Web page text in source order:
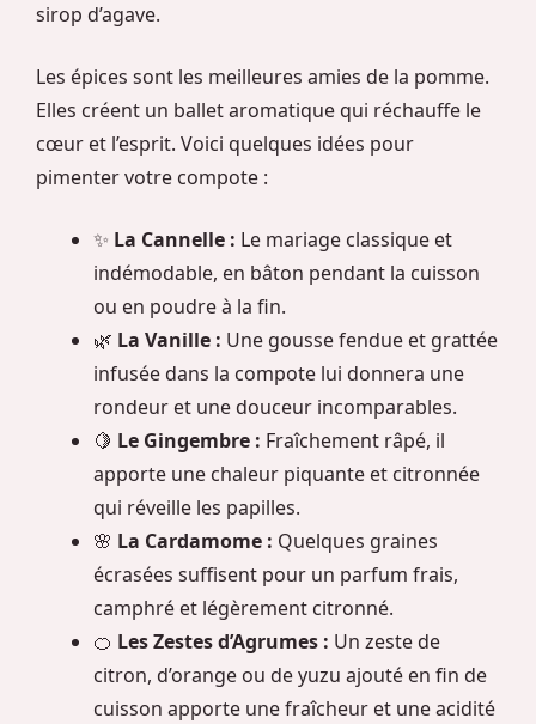
sirop d’agave.
Les épices sont les meilleures amies de la pomme.
Elles créent un ballet aromatique qui réchauffe le
cœur et l’esprit. Voici quelques idées pour
pimenter votre compote :
✨ La Cannelle : Le mariage classique et
indémodable, en bâton pendant la cuisson
ou en poudre à la fin.
🌿 La Vanille : Une gousse fendue et grattée
infusée dans la compote lui donnera une
rondeur et une douceur incomparables.
🍋 Le Gingembre : Fraîchement râpé, il
apporte une chaleur piquante et citronnée
qui réveille les papilles.
🌸 La Cardamome : Quelques graines
écrasées suffisent pour un parfum frais,
camphré et légèrement citronné.
🍊 Les Zestes d’Agrumes : Un zeste de
citron, d’orange ou de yuzu ajouté en fin de
cuisson apporte une fraîcheur et une acidité